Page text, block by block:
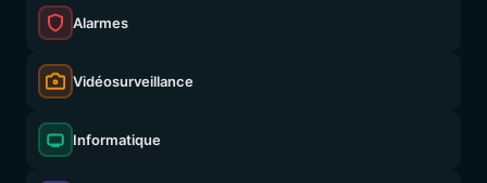
Alarmes
Vidéosurveillance
Informatique